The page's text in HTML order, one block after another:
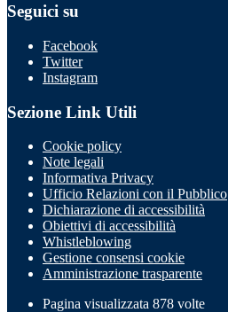
Seguici su
Facebook
Twitter
Instagram
Sezione Link Utili
Cookie policy
Note legali
Informativa Privacy
Ufficio Relazioni con il Pubblico
Dichiarazione di accessibilità
Obiettivi di accessibilità
Whistleblowing
Gestione consensi cookie
Amministrazione trasparente
Pagina visualizzata 878 volte